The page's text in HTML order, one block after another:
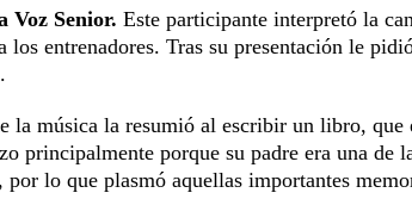
Voz Senior. Este participante interpretó la
entrenadores. Tras su presentación le
la música la resumió al escribir un libro, que
porque su padre era una de
lo que plasmó aquellas importantes